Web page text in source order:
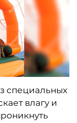
специальных
влагу и